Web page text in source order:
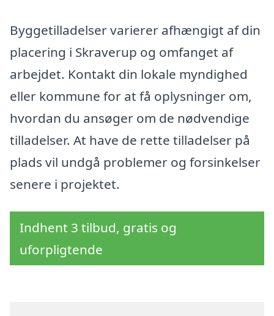
Byggetilladelser varierer afhængigt af din
placering i Skraverup og omfanget af
arbejdet. Kontakt din lokale myndighed
eller kommune for at få oplysninger om,
hvordan du ansøger om de nødvendige
tilladelser. At have de rette tilladelser på
plads vil undgå problemer og forsinkelser
senere i projektet.
Indhent 3 tilbud, gratis og
uforpligtende